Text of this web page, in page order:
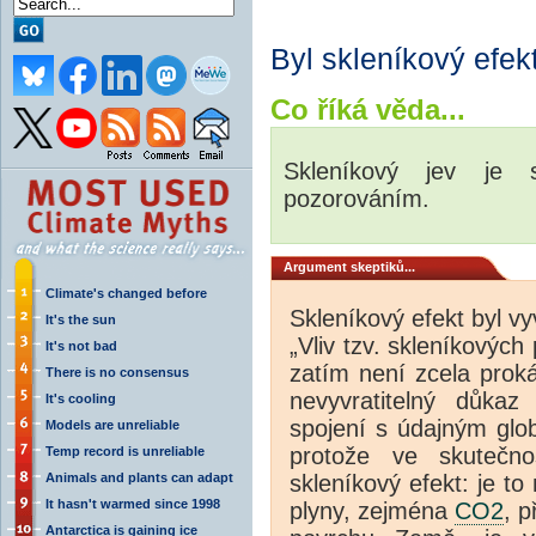
Climate's changed before
It's the sun
It's not bad
There is no consensus
It's cooling
Models are unreliable
Temp record is unreliable
Animals and plants can adapt
It hasn't warmed since 1998
Antarctica is gaining ice
Byl skleníkový
Co říká věda...
Skleníkový jev je
pozorováním.
Argument skeptiků...
Skleníkový efekt byl
„Vliv tzv.
zatím není zcela
nevyvratitelný
spojení s údajným
protože ve
skleníkový efekt: je to
plyny, zejména CO2,